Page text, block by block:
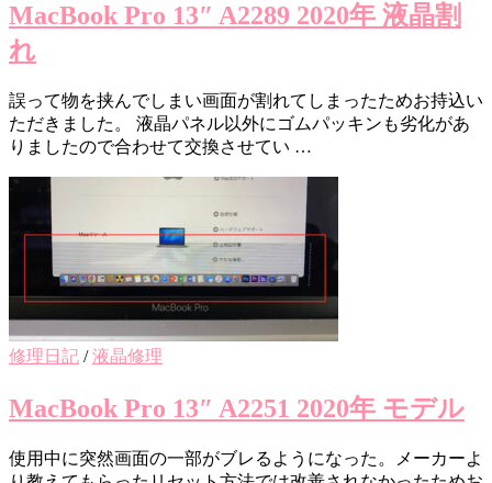
MacBook Pro 13″ A2289 2020年 液晶割
れ
誤って物を挟んでしまい画面が割れてしまったためお持込い
ただきました。 液晶パネル以外にゴムパッキンも劣化があ
りましたので合わせて交換させてい …
修理日記 /液晶修理
MacBook Pro 13″ A2251 2020年 モデル
使用中に突然画面の一部がブレるようになった。メーカーよ